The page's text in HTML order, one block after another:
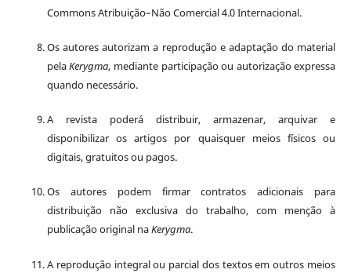
Commons Atribuição–Não Comercial 4.0 Internacional.
Os autores autorizam a reprodução e adaptação do material
pelaKerygma, mediante participação ou autorização expressa
quando necessário.
A revista poderá distribuir, armazenar, arquivar e
disponibilizar os artigos por quaisquer meios físicos ou
digitais, gratuitos ou pagos.
Os autores podem firmar contratos adicionais para
distribuição não exclusiva do trabalho, com menção à
publicação original naKerygma.
A reprodução integral ou parcial dos textos em outros meios